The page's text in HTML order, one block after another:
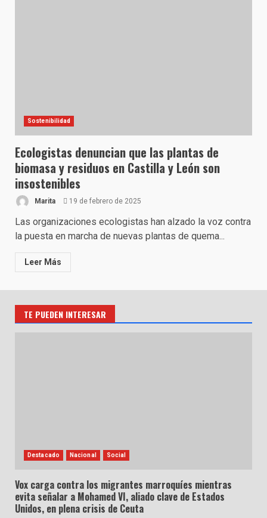
Sostenibilidad
Ecologistas denuncian que las plantas de
biomasa y residuos en Castilla y León son
insostenibles
Marita 19 de febrero de 2025
Las organizaciones ecologistas han alzado la voz contra
la puesta en marcha de nuevas plantas de quema...
Leer Más
TE PUEDEN INTERESAR
Destacado Nacional Social
Vox carga contra los migrantes marroquíes mientras
evita señalar a Mohamed VI, aliado clave de Estados
Unidos, en plena crisis de Ceuta